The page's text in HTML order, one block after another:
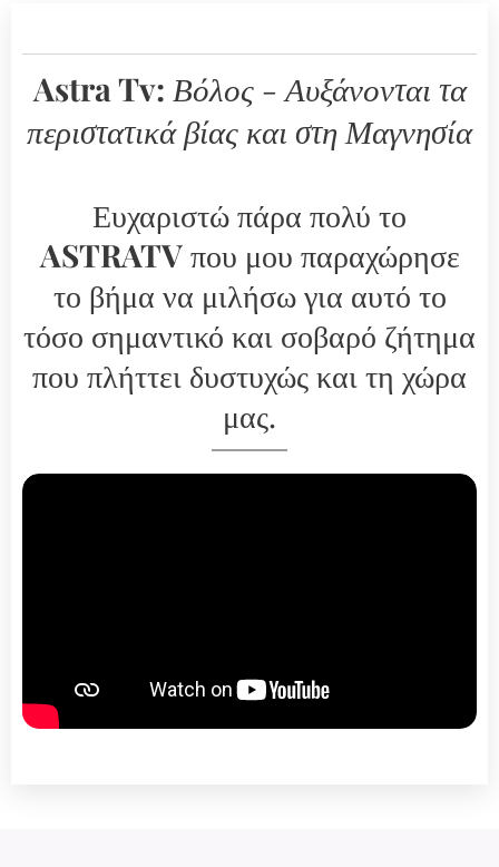
Astra Tv: Βόλος - Αυξάνονται τα
περιστατικά βίας και στη Μαγνησία
Ευχαριστώ πάρα πολύ το
ASTRATVπου μου παραχώρησε
το βήμα να μιλήσω για αυτό το
τόσο σημαντικό και σοβαρό ζήτημα
που πλήττει δυστυχώς και τη χώρα
μας.